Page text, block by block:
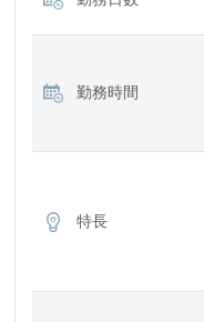
勤務時間
特長